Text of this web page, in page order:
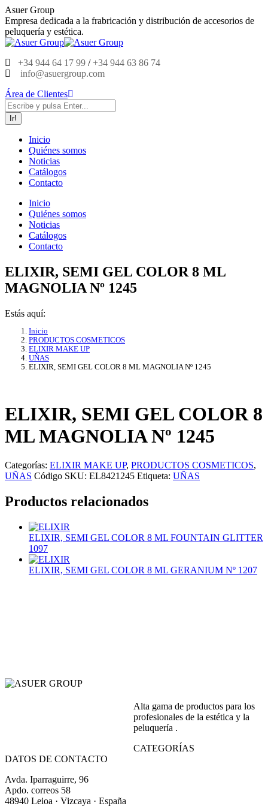
Saltar
al
contenido
Asuer Group
Empresa dedicada a la frabricación y distribución de accesorios de
peluquería y estética.
+34 944 64 17 99 /+34 944 63 86 74
info@asuergroup.com
Área de Clientes
Buscar:
Inicio
Quiénes somos
Noticias
Catálogos
Contacto
Inicio
Quiénes somos
Noticias
Catálogos
Contacto
ELIXIR, SEMI GEL COLOR 8 ML
MAGNOLIA Nº 1245
Estás aquí:
Inicio
PRODUCTOS COSMETICOS
ELIXIR MAKE UP
UÑAS
ELIXIR, SEMI GEL COLOR 8 ML MAGNOLIA Nº 1245
ELIXIR, SEMI GEL COLOR 8
ML MAGNOLIA Nº 1245
Categorías: ELIXIR MAKE UP, PRODUCTOS COSMETICOS,
UÑAS Código SKU: EL8421245 Etiqueta: UÑAS
Productos relacionados
ELIXIR, SEMI GEL COLOR 8 ML FOUNTAIN GLITTER
1097
ELIXIR, SEMI GEL COLOR 8 ML GERANIUM Nº 1207
Alta gama de productos para los
profesionales de la estética y la
peluquería .
CATEGORÍAS
DATOS DE CONTACTO
Avda. Iparraguirre, 96
Apdo. correos 58
48940 Leioa · Vizcaya · España